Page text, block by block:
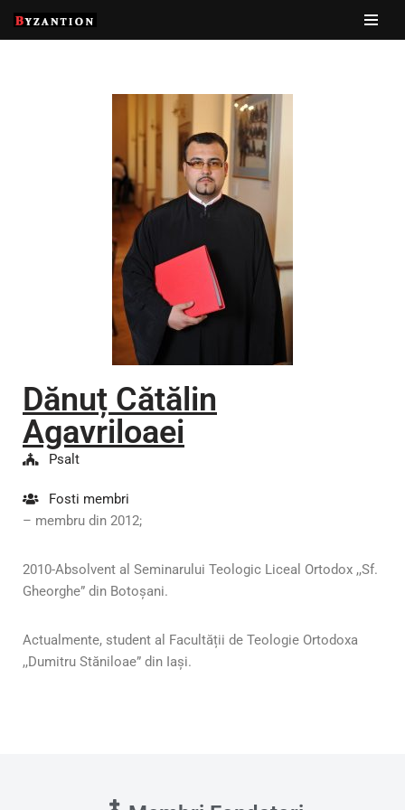
Dănuț Cătălin
Agavriloaei
Psalt
Fosti membri
– membru din 2012;
2010-Absolvent al Seminarului Teologic Liceal Ortodox ,,Sf.
Gheorghe” din Botoșani.
Actualmente, student al Facultății de Teologie Ortodoxa
,,Dumitru Stăniloae” din Iași.